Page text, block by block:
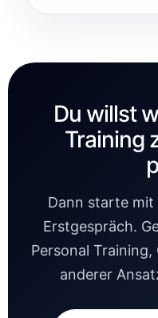
Du willst
Training
Dann starte mit
Erstgespräch.
Personal
anderer